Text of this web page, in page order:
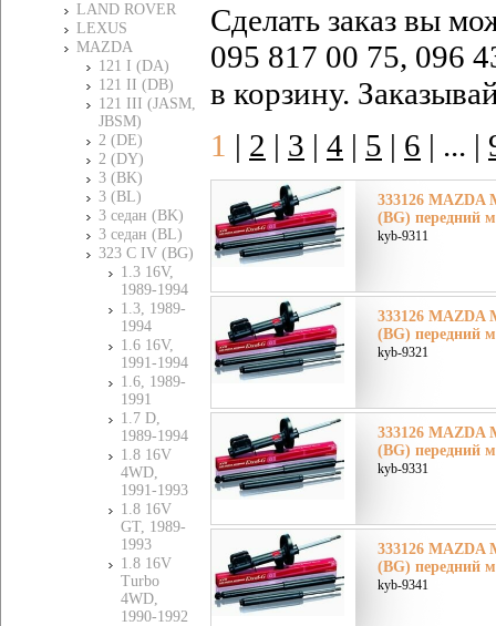
LAND ROVER
LEXUS
MAZDA
121 I (DA)
121 II (DB)
121 III (JASM,
JBSM)
2 (DE)
2 (DY)
3 (BK)
3 (BL)
3 седан (BK)
3 седан (BL)
323 C IV (BG)
1.3 16V,
1989-1994
1.3, 1989-
1994
1.6 16V,
1991-1994
1.6, 1989-
1991
1.7 D,
1989-1994
1.8 16V
4WD,
1991-1993
1.8 16V
GT, 1989-
1993
1.8 16V
Turbo
4WD,
1990-1992
Сделать заказ вы
095 817 00 75, 096
в корзину.
1 | 2 | 3 | 4 | 5 | 6 | ... |
333126 MAZDA
(BG) передний
kyb-9311
333126 MAZDA
(BG) передний
kyb-9321
333126 MAZDA
(BG) передний
kyb-9331
333126 MAZDA
(BG) передний
kyb-9341